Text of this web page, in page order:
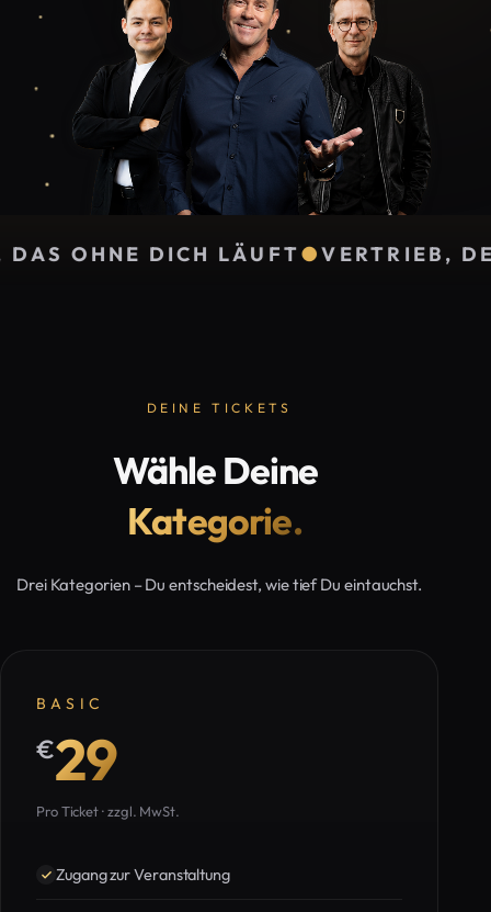
●VERTRIEB, DER WIRKLICH
DEINE TICKETS
Wähle Deine
Kategorie.
Drei Kategorien – Du entscheidest, wie tief Du eintauchst.
BASIC
€29
Pro Ticket · zzgl. MwSt.
Zugang zur Veranstaltung